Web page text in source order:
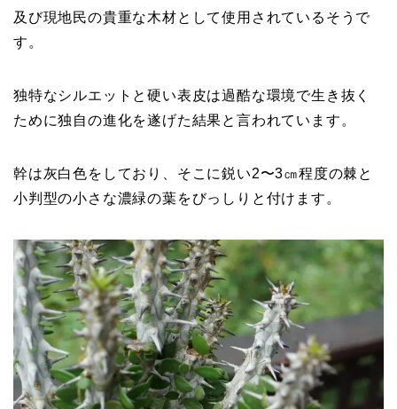
及び現地民の貴重な木材として使用されているそうで
す。
独特なシルエットと硬い表皮は過酷な環境で生き抜く
ために独自の進化を遂げた結果と言われています。
幹は灰白色をしており、そこに鋭い2〜3㎝程度の棘と
小判型の小さな濃緑の葉をびっしりと付けます。